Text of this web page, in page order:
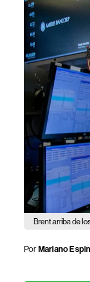
Brent arriba de
PorMariano